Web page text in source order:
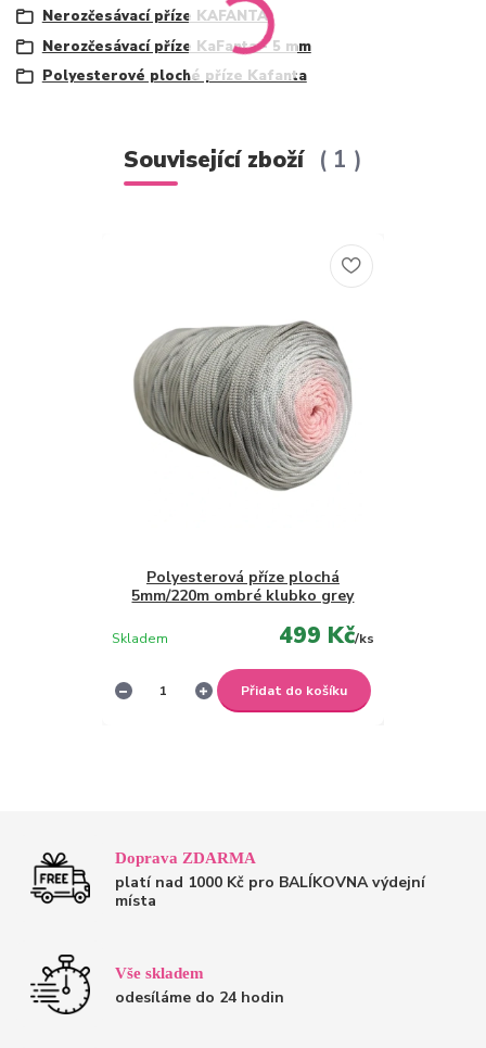
Nerozčesávací příze KAFANTA
Nerozčesávací příze KaFanta - 5 mm
Polyesterové ploché příze Kafanta
Související zboží 1
Polyesterová příze plochá
5mm/220m ombré klubko grey
499 Kč/ks
Skladem
Přidat do košíku
Doprava ZDARMA
platí nad 1000 Kč pro BALÍKOVNA výdejní
místa
Vše skladem
odesíláme do 24 hodin